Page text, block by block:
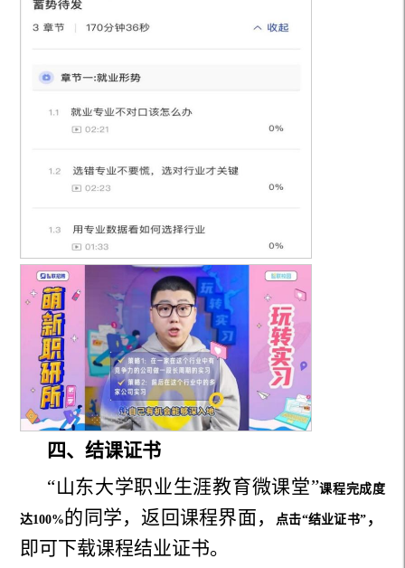
四、结课证书
“山东大学职业生涯教育微课堂”课程完成度
达100%的同学，返回课程界面， 点击“结业证书”，
即可下载课程结业证书。